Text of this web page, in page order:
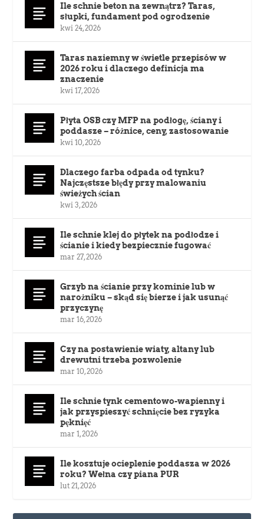
Ile schnie beton na zewnątrz? Taras,
słupki, fundament pod ogrodzenie
kwi 24, 2026
Taras naziemny w świetle przepisów w
2026 roku i dlaczego definicja ma
znaczenie
kwi 17, 2026
Płyta OSB czy MFP na podłogę, ściany i
poddasze – różnice, ceny, zastosowanie
kwi 10, 2026
Dlaczego farba odpada od tynku?
Najczęstsze błędy przy malowaniu
świeżych ścian
kwi 3, 2026
Ile schnie klej do płytek na podłodze i
ścianie i kiedy bezpiecznie fugować
mar 27, 2026
Grzyb na ścianie przy kominie lub w
narożniku – skąd się bierze i jak usunąć
przyczynę
mar 16, 2026
Czy na postawienie wiaty, altany lub
drewutni trzeba pozwolenie
mar 10, 2026
Ile schnie tynk cementowo-wapienny i
jak przyspieszyć schnięcie bez ryzyka
pęknięć
mar 1, 2026
Ile kosztuje ocieplenie poddasza w 2026
roku? Wełna czy piana PUR
lut 21, 2026